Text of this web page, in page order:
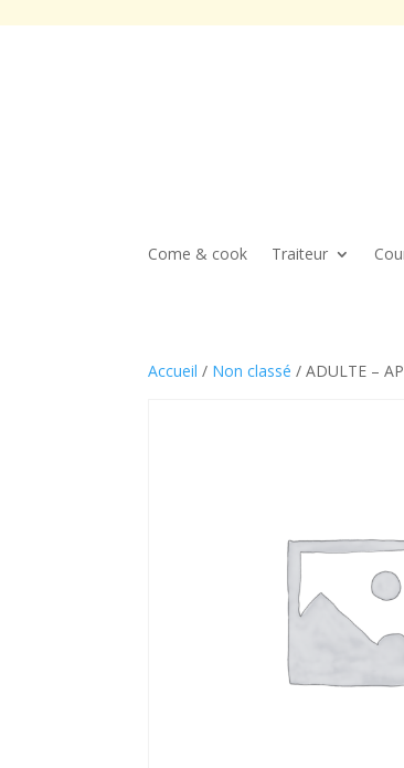
Come & cook Traiteur
Accueil / Non classé / ADULTE –